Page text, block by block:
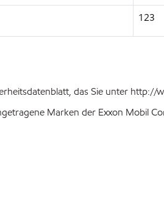
123
das Sie unter
Marken der Exxon Mobil